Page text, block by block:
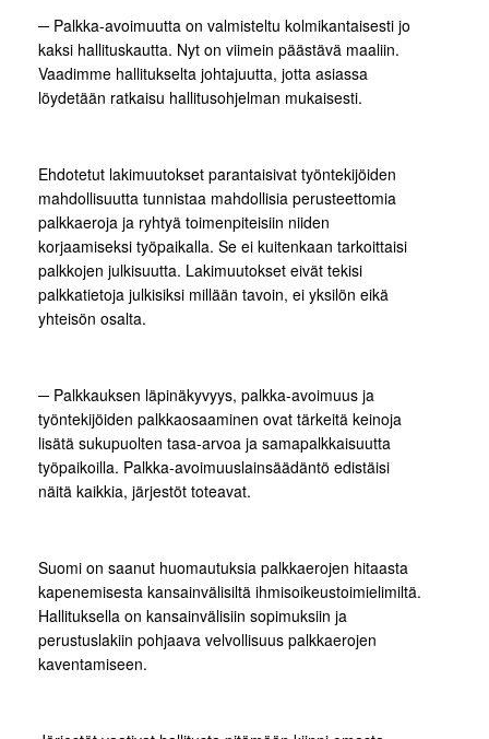
─ Palkka-avoimuutta on valmisteltu kolmikantaisesti jo
kaksi hallituskautta. Nyt on viimein päästävä maaliin.
Vaadimme hallitukselta johtajuutta, jotta asiassa
löydetään ratkaisu hallitusohjelman mukaisesti.
Ehdotetut lakimuutokset parantaisivat työntekijöiden
mahdollisuutta tunnistaa mahdollisia perusteettomia
palkkaeroja ja ryhtyä toimenpiteisiin niiden
korjaamiseksi työpaikalla. Se ei kuitenkaan tarkoittaisi
palkkojen julkisuutta. Lakimuutokset eivät tekisi
palkkatietoja julkisiksi millään tavoin, ei yksilön eikä
yhteisön osalta.
─ Palkkauksen läpinäkyvyys, palkka-avoimuus ja
työntekijöiden palkkaosaaminen ovat tärkeitä keinoja
lisätä sukupuolten tasa-arvoa ja samapalkkaisuutta
työpaikoilla. Palkka-avoimuuslainsäädäntö edistäisi
näitä kaikkia, järjestöt toteavat.
Suomi on saanut huomautuksia palkkaerojen hitaasta
kapenemisesta kansainvälisiltä ihmisoikeustoimielimiltä.
Hallituksella on kansainvälisiin sopimuksiin ja
perustuslakiin pohjaava velvollisuus palkkaerojen
kaventamiseen.